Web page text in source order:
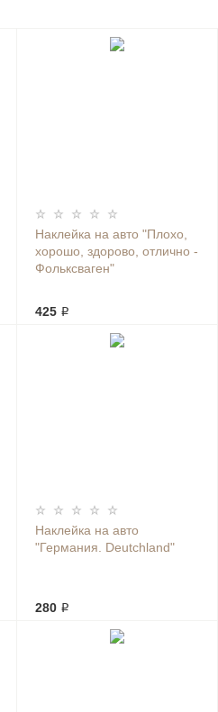
Наклейка на авто "Плохо,
хорошо, здорово, отлично -
Фольксваген"
425 ₽
Наклейка на авто
"Германия. Deutchland"
280 ₽